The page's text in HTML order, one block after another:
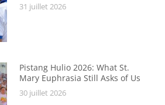
31 juillet 2026
Pistang Hulio 2026: What St.
Mary Euphrasia Still Asks of Us
30 juillet 2026